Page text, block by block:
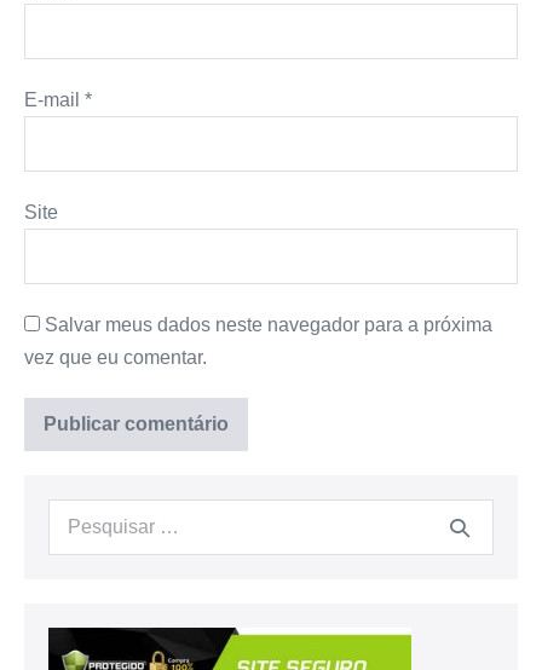
E-mail *
Site
Salvar meus dados neste navegador para a próxima
vez que eu comentar.
Procurar: